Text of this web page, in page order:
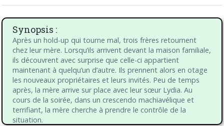
Synopsis :
Après un hold-up qui tourne mal, trois frères retournent
chez leur mère. Lorsqu’ils arrivent devant la maison familiale,
ils découvrent avec surprise que celle-ci appartient
maintenant à quelqu’un d’autre. Ils prennent alors en otage
les nouveaux propriétaires et leurs invités. Peu de temps
après, la mère arrive sur place avec leur sœur Lydia. Au
cours de la soirée, dans un crescendo machiavélique et
terrifiant, la mère cherche à prendre le contrôle de la
situation.